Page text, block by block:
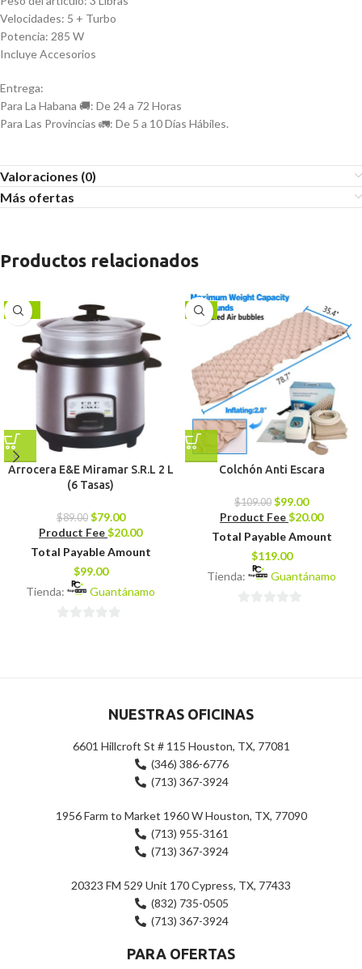
Velocidades: 5 + Turbo
Potencia: 285 W
Incluye Accesorios
Entrega:
Para La Habana 🚚: De 24 a 72 Horas
Para Las Provincias 🚛: De 5 a 10 Días Hábiles.
Valoraciones (0)
Más ofertas
Productos relacionados
-11%
Arrocera E&E Miramar S.R.L 2 L
(6 Tasas)
$89.00 $79.00
Product Fee$20.00
Total Payable Amount
$99.00
Tienda:
Guantánamo
-9%
Colchón Anti Escara
$109.00 $99.00
Product Fee$20.00
Total Payable Amount
$119.00
Tienda:
Guantánamo
NUESTRAS OFICINAS
6601 Hillcroft St # 115 Houston, TX, 77081
(346) 386-6776
(713) 367-3924
1956 Farm to Market 1960 W Houston, TX, 77090
(713) 955-3161
(713) 367-3924
20323 FM 529 Unit 170 Cypress, TX, 77433
(832) 735-0505
(713) 367-3924
PARA OFERTAS